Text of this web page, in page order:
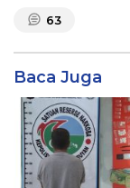
63
Baca Juga